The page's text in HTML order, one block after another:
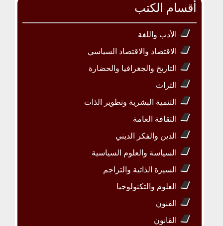
أقسام الكتب
الأدب واللغة
الاقتصاد والاقتصاد السياسي
التاريخ والجغرافيا والحضارة
التراث
التنمية البشرية وتطوير الذات
الثقافة العامة
الدين والفكر الديني
السياسة والعلوم السياسية
السيرة الذاتية والتراجم
العلوم والتكنولوجيا
الفنون
القانون